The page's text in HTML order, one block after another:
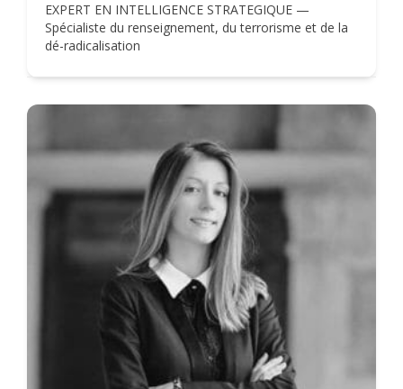
EXPERT EN INTELLIGENCE STRATEGIQUE —
Spécialiste du renseignement, du terrorisme et de la
dé-radicalisation